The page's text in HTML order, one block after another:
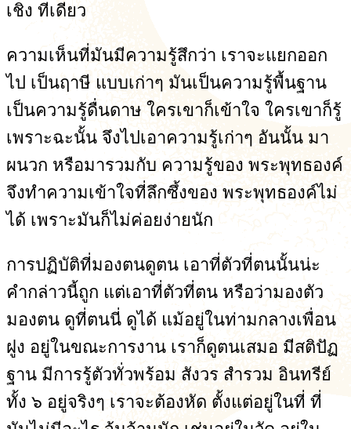
เชิง ทีเดียว
ความเห็นที่มันมีความรู้สึกว่า เราจะแยกออก
ไป เป็นฤาษี แบบเก่าๆ มันเป็นความรู้พื้นฐาน
เป็นความรู้ดื่นดาษ ใครเขาก็เข้าใจ ใครเขาก็รู้
เพราะฉะนั้น จึงไปเอาความรู้เก่าๆ อันนั้น มา
ผนวก หรือมารวมกับ ความรู้ของ พระพุทธองค์
จึงทำความเข้าใจที่ลึกซึ้งของ พระพุทธองค์ไม่
ได้ เพราะมันก็ไม่ค่อยง่ายนัก
การปฏิบัติที่มองตนดูตน เอาที่ตัวที่ตนนั้นน่ะ
คำกล่าวนี้ถูก แต่เอาที่ตัวที่ตน หรือว่ามองตัว
มองตน ดูที่ตนนี่ ดูได้ แม้อยู่ในท่ามกลางเพื่อน
ฝูง อยู่ในขณะการงาน เราก็ดูตนเสมอ มีสติปัฏ
ฐาน มีการรู้ตัวทั่วพร้อม สังวร สำรวม อินทรีย์
ทั้ง ๖ อยู่จริงๆ เราจะต้องหัด ตั้งแต่อยู่ในที่ ที่